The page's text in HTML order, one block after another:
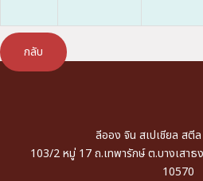
กลับ
ลีออง จิน สเปเชียล สตีล
103/2 หมู่ 17 ถ.เทพารักษ์ ต.บางเสาธ
10570